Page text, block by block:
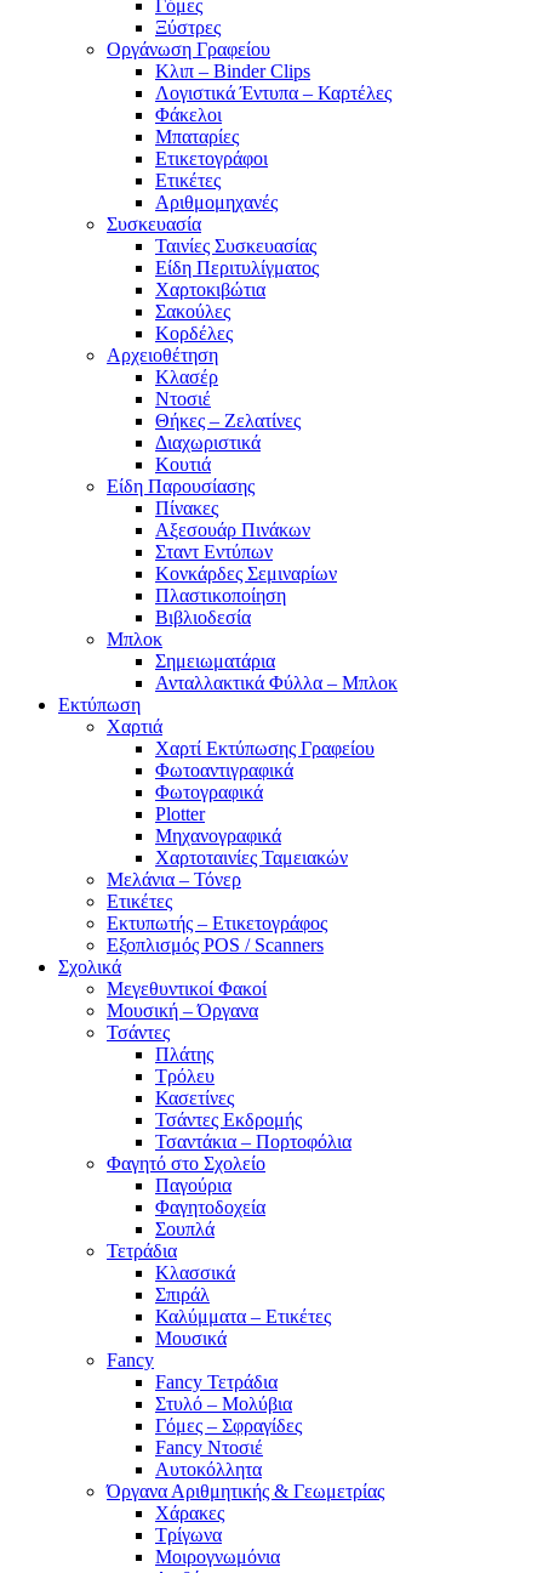
Γόμες
Ξύστρες
Οργάνωση Γραφείου
Κλιπ – Binder Clips
Λογιστικά Έντυπα – Καρτέλες
Φάκελοι
Μπαταρίες
Ετικετογράφοι
Ετικέτες
Αριθμομηχανές
Συσκευασία
Ταινίες Συσκευασίας
Είδη Περιτυλίγματος
Χαρτοκιβώτια
Σακούλες
Κορδέλες
Αρχειοθέτηση
Κλασέρ
Ντοσιέ
Θήκες – Ζελατίνες
Διαχωριστικά
Κουτιά
Είδη Παρουσίασης
Πίνακες
Αξεσουάρ Πινάκων
Σταντ Εντύπων
Κονκάρδες Σεμιναρίων
Πλαστικοποίηση
Βιβλιοδεσία
Μπλοκ
Σημειωματάρια
Ανταλλακτικά Φύλλα – Μπλοκ
Εκτύπωση
Χαρτιά
Χαρτί Εκτύπωσης Γραφείου
Φωτοαντιγραφικά
Φωτογραφικά
Plotter
Μηχανογραφικά
Χαρτοταινίες Ταμειακών
Μελάνια – Τόνερ
Ετικέτες
Εκτυπωτής – Ετικετογράφος
Εξοπλισμός POS / Scanners
Σχολικά
Μεγεθυντικοί Φακοί
Μουσική – Όργανα
Τσάντες
Πλάτης
Τρόλευ
Κασετίνες
Τσάντες Εκδρομής
Τσαντάκια – Πορτοφόλια
Φαγητό στο Σχολείο
Παγούρια
Φαγητοδοχεία
Σουπλά
Τετράδια
Κλασσικά
Σπιράλ
Καλύμματα – Ετικέτες
Μουσικά
Fancy
Fancy Τετράδια
Στυλό – Μολύβια
Γόμες – Σφραγίδες
Fancy Ντοσιέ
Αυτοκόλλητα
Όργανα Αριθμητικής & Γεωμετρίας
Χάρακες
Τρίγωνα
Mοιρογνωμόνια